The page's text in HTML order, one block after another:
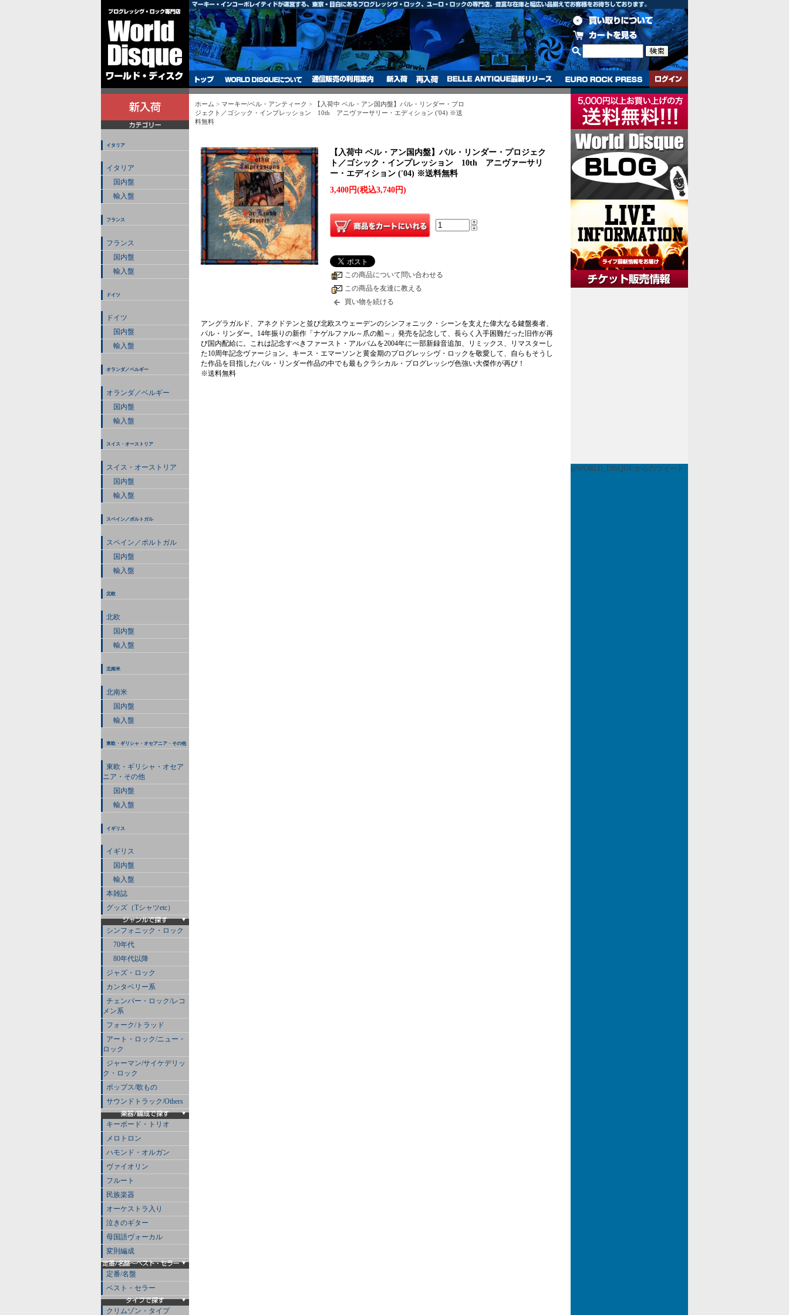
イタリア
イタリア
国内盤
輸入盤
フランス
フランス
国内盤
輸入盤
ドイツ
ドイツ
国内盤
輸入盤
オランダ／ベルギー
オランダ／ベルギー
国内盤
輸入盤
スイス・オーストリア
スイス・オーストリア
国内盤
輸入盤
スペイン／ポルトガル
スペイン／ポルトガル
国内盤
輸入盤
北欧
北欧
国内盤
輸入盤
北南米
北南米
国内盤
輸入盤
東欧・ギリシャ・オセアニア・その他
東欧・ギリシャ・オセア
ニア・その他
国内盤
輸入盤
イギリス
イギリス
国内盤
輸入盤
本雑誌
グッズ（Tシャツetc）
シンフォニック・ロック
70年代
80年代以降
ジャズ・ロック
カンタベリー系
チェンバー・ロック/レコ
メン系
フォーク/トラッド
アート・ロック/ニュー・
ロック
ジャーマン/サイケデリッ
ク・ロック
ポップス/歌もの
サウンドトラック/Others
キーボード・トリオ
メロトロン
ハモンド・オルガン
ヴァイオリン
フルート
民族楽器
オーケストラ入り
泣きのギター
母国語ヴォーカル
変則編成
定番/名盤
ベスト・セラー
クリムゾン・タイプ
ホーム > マーキー/ベル・アンティーク >
【入荷中 ベル・アン国内盤】パル・リンダー・プロ
ジェクト／ゴシック・インプレッション 10th アニヴァーサリー・エディション ('04) ※送
料無料
【入荷中 ベル・アン国内盤】パル・リンダー・プロジェク
ト／ゴシック・インプレッション 10th アニヴァーサリ
ー・エディション ('04) ※送料無料
3,400円(税込3,740円)
この商品について問い合わせる
この商品を友達に教える
買い物を続ける
アングラガルド、アネクドテンと並び北欧スウェーデンのシンフォニック・シーンを支えた偉大なる鍵盤奏者、
パル・リンダー。14年振りの新作「ナゲルファル～爪の船～」発売を記念して、長らく入手困難だった旧作が再
び国内配給に。これは記念すべきファースト・アルバムを2004年に一部新録音追加、リミックス、リマスターし
た10周年記念ヴァージョン。キース・エマーソンと黄金期のプログレッシヴ・ロックを敬愛して、自らもそうし
た作品を目指したパル・リンダー作品の中でも最もクラシカル・プログレッシヴ色強い大傑作が再び！
※送料無料
@WORLD_DISQUE からのツイート